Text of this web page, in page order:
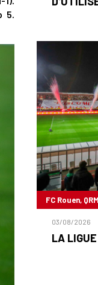
5.
FC Rouen,
03/08/2026
LA